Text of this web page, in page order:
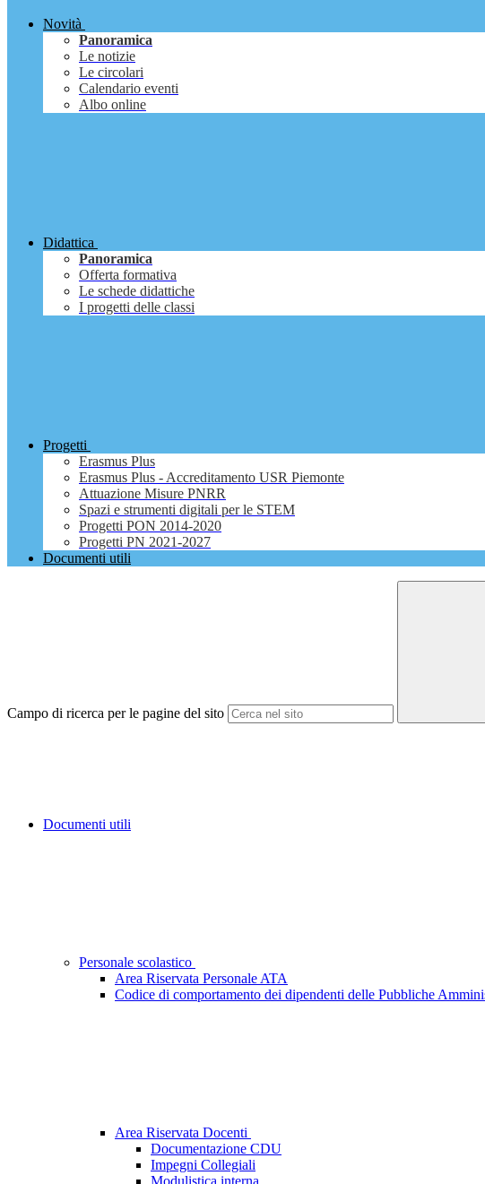
Novità
Panoramica
Le notizie
Le circolari
Calendario eventi
Albo online
Didattica
Panoramica
Offerta formativa
Le schede didattiche
I progetti delle classi
Progetti
Erasmus Plus
Erasmus Plus - Accreditamento USR Piemonte
Attuazione Misure PNRR
Spazi e strumenti digitali per le STEM
Progetti PON 2014-2020
Progetti PN 2021-2027
Documenti utili
Campo di ricerca per le pagine del sito
Documenti utili
Personale scolastico
Area Riservata Personale ATA
Codice di comportamento dei dipendenti delle Pubbliche
Area Riservata Docenti
Documentazione CDU
Impegni Collegiali